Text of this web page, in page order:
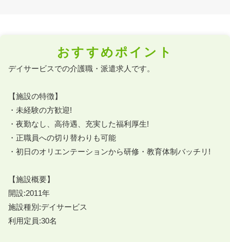
おすすめポイント
デイサービスでの介護職・派遣求人です。
【施設の特徴】
・未経験の方歓迎!
・夜勤なし、高待遇、充実した福利厚生!
・正職員への切り替わりも可能
・初日のオリエンテーションから研修・教育体制バッチリ!
【施設概要】
開設:2011年
施設種別:デイサービス
利用定員:30名